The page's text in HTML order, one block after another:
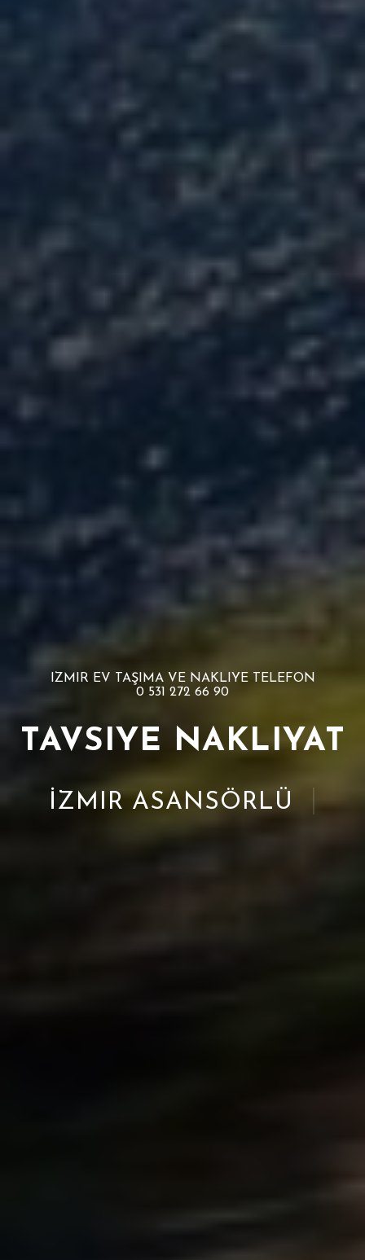
0 531 272 66 90
TAVSIYE NAKLIYAT
İZMIR ASANSÖRLÜ TAŞIMA
|